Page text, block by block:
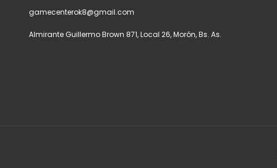
gamecenterok8@gmail.com
Almirante Guillermo Brown 871, Local 26, Morón, Bs. As.